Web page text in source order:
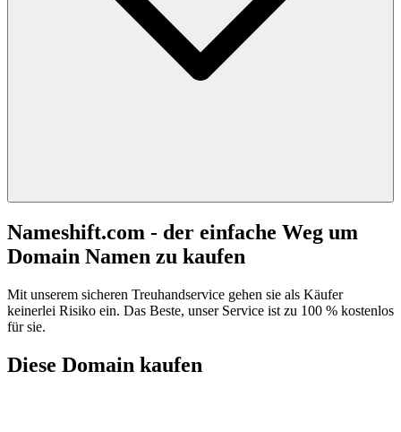
Nameshift.com - der einfache Weg um
Domain Namen zu kaufen
Mit unserem sicheren Treuhandservice gehen sie als Käufer
keinerlei Risiko ein. Das Beste, unser Service ist zu 100 % kostenlos
für sie.
Diese Domain kaufen